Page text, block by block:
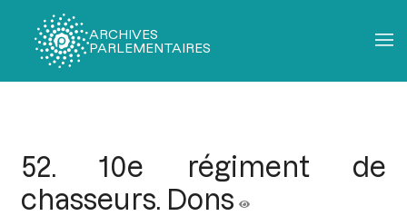
ARCHIVES
PARLEMENTAIRES
52. 10e régiment de
chasseurs. Dons